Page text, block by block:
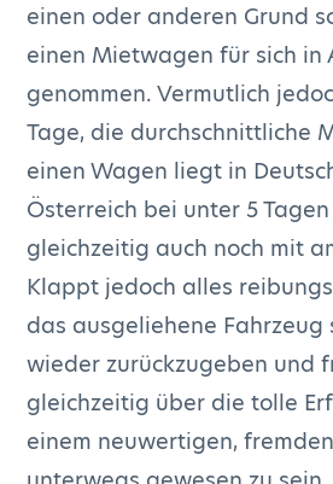
einen oder anderen Grund
einen Mietwagen für sich in
genommen. Vermutlich
Tage, die durchschnittliche
einen Wagen liegt in
Österreich bei unter 5
gleichzeitig auch noch mit
Klappt jedoch alles
das ausgeliehene Fahrzeug
wieder zurückzugeben und
gleichzeitig über die tolle
einem neuwertigen,